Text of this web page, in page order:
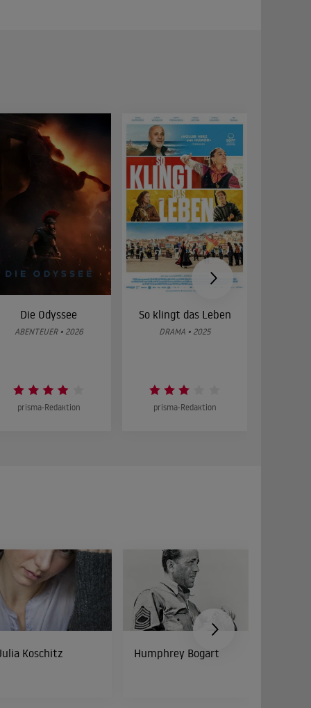
Die Odyssee
ABENTEUER • 2026
prisma-Redaktion
So klingt das Leben
DRAMA • 2025
prisma-Redaktion
Koschitz Humphrey Bogart